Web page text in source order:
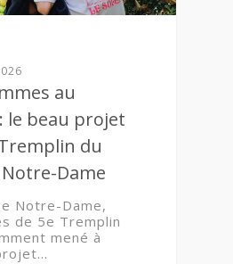
au
le beau projet
du
Dame
Notre-Dame,
de 5e Tremplin
mené à